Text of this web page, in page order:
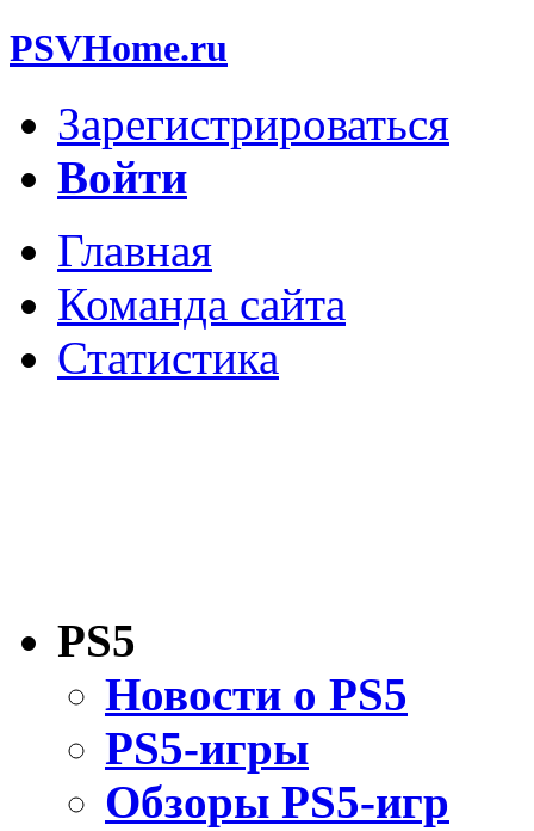
PSVHome.ru
Зарегистрироваться
Войти
Главная
Команда сайта
Статистика
PS5
Новости о PS5
PS5-игры
Обзоры PS5-игр